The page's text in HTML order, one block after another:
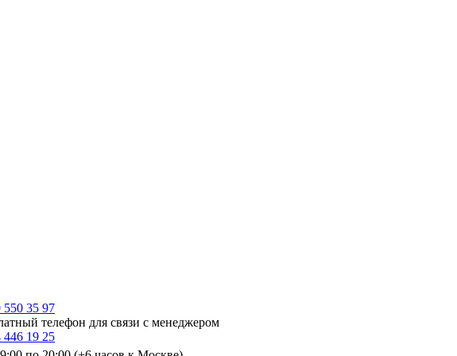
550 35 97
телефон для связи с менеджером
446 19 25